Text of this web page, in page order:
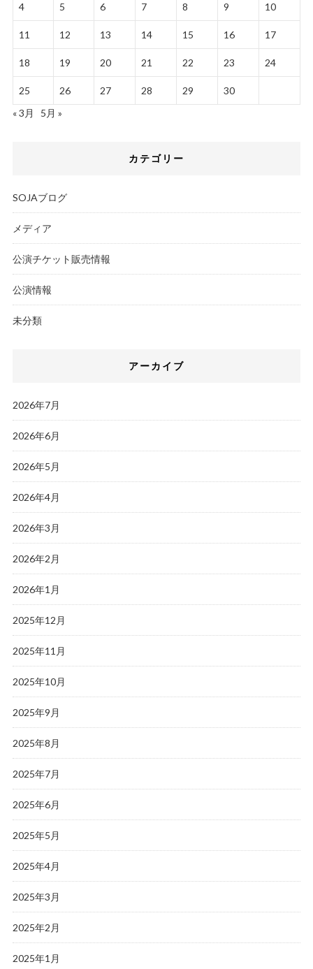
4 5 6 7 8 9 10
11 12 13 14 15 16 17
18 19 20 21 22 23 24
25 26 27 28 29
30
« 3月
5月 »
カテゴリー
SOJAブログ
メディア
公演チケット販売情報
公演情報
未分類
アーカイブ
2026年7月
2026年6月
2026年5月
2026年4月
2026年3月
2026年2月
2026年1月
2025年12月
2025年11月
2025年10月
2025年9月
2025年8月
2025年7月
2025年6月
2025年5月
2025年4月
2025年3月
2025年2月
2025年1月